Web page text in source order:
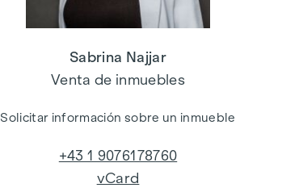
Sabrina Najjar
Venta de inmuebles
Solicitar información sobre un inmueble
+43 1 9076178760
vCard